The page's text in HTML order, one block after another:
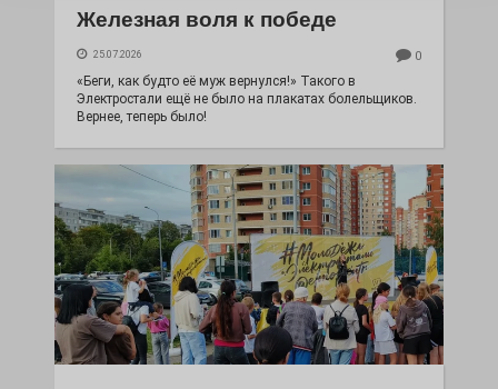
Железная воля к победе
25.07.2026 0
«Беги, как будто её муж вернулся!» Такого в
Электростали ещё не было на плакатах болельщиков.
Вернее, теперь было!